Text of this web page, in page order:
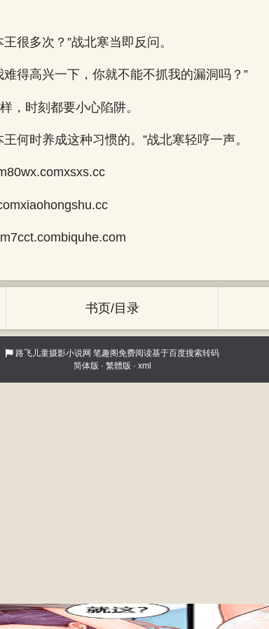
很多次？”战北寒当即反问。
得高兴一下，你就不能不抓我的漏洞吗？”
，时刻都要小心陷阱。
何时养成这种习惯的。”战北寒轻哼一声。
书页/目录
路飞儿童摄影小说网 笔趣阁免费阅读基于百度搜索转码
简体版 · 繁體版 · xml